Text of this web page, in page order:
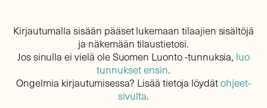
Kirjautumalla sisään pääset lukemaan tilaajien sisältöjä
ja näkemään tilaustietosi.
Jos sinulla ei vielä ole Suomen Luonto -tunnuksia, luo
tunnukset ensin.
Ongelmia kirjautumisessa? Lisää tietoja löydätohjeet-
sivulta.